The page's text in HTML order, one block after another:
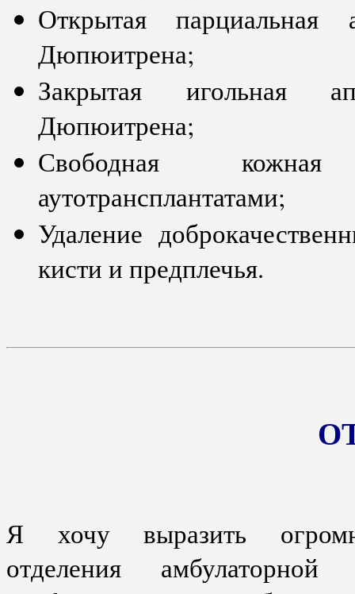
Открытая парциальная
Дюпюитрена;
Закрытая игольная
Дюпюитрена;
Свободная кожная
аутотрансплантатами;
Удаление
кисти и предплечья.
Я хочу выразить
отделения